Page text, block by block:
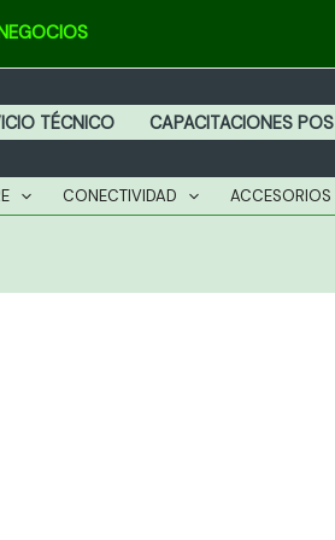
TÉCNICO CAPACITACIONES POS
CONECTIVIDAD ACCESORIOS